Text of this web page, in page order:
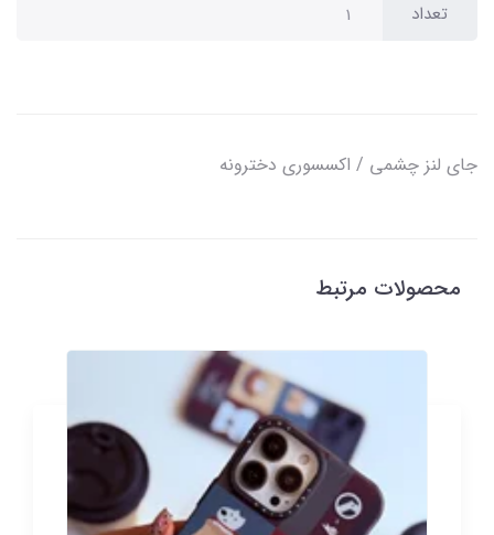
تعداد
جای لنز چشمی / اکسسوری دخترونه
محصولات مرتبط